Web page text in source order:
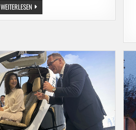
WEITERLESEN POL-
S:
WOHNUNGSBRAND